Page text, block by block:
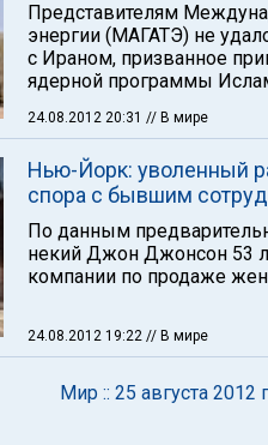
Представителям
энергии (МАГАТЭ) не
с Ираном, призванное
ядерной программы
24.08.2012 20:31 // В мире
Нью-Йорк: уволенный
спора с бывшим
По данным
некий Джон Джонсон 53
компании по продаже
24.08.2012 19:22 // В мире
Мир :: 25 августа 2012